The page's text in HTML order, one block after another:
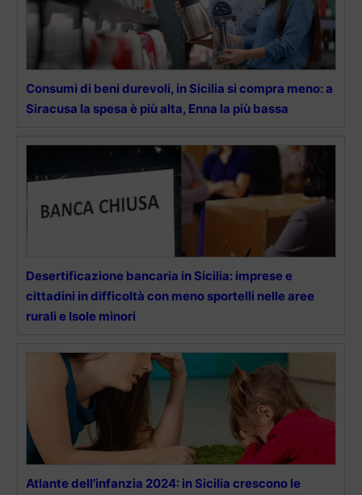
Consumi di beni durevoli, in Sicilia si compra meno: a
Siracusa la spesa è più alta, Enna la più bassa
Desertificazione bancaria in Sicilia: imprese e
cittadini in difficoltà con meno sportelli nelle aree
rurali e Isole minori
Atlante dell’infanzia 2024: in Sicilia crescono le